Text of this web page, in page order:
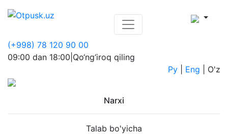
(+998) 78 120 90 00
09:00 dan 18:00 Qo‘ng‘iroq qiling
Ру
Eng O'z
Narxi
Talab bo'yicha